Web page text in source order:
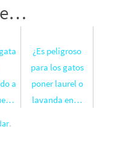
a
¿Es peligroso
para los gatos
poner laurel o
lavanda en…
.